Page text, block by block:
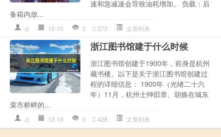
速和急减速会导致油耗增加。 负载：后
备箱内放...
zj 12-10 0 373 文章列表
浙江图书馆建于什么时候
浙江图书馆创建于1900年，前身是杭州
藏书楼。以下是关于浙江图书馆创建过
程的详细信息： 1900年（光绪二十六
年）11月，杭州士绅邵章、胡焕在城东
菜市桥畔的...
zj 12-10 0 428 文章列表